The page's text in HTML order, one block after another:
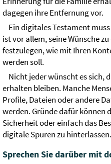
dagegen ihre Entfernung vor.
Ein digitales Testament
ist vor allem, seine Wünsche
festzulegen, wie mit Ihren
werden soll.
Nicht jeder wünscht es sich,
erhalten bleiben. Manche
Profile, Dateien oder andere
werden. Gründe dafür können
Sicherheit oder einfach das
digitale Spuren zu hinterlassen.
Sprechen Sie darüber mit